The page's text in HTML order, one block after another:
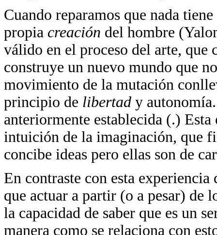
Cuando reparamos que nada
propia creación del hombre
válido en el proceso del arte,
construye un nuevo mundo que
movimiento de la mutación
principio de libertad y
anteriormente establecida (.)
intuición de la imaginación, que
concibe ideas pero ellas son de
En contraste con esta experiencia
que actuar a partir (o a pesar) de
la capacidad de saber que es un
manera como se relaciona con